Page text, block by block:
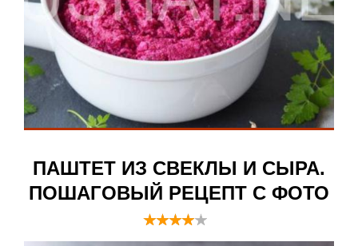
ПАШТЕТ ИЗ СВЕКЛЫ И СЫРА.
ПОШАГОВЫЙ РЕЦЕПТ С ФОТО